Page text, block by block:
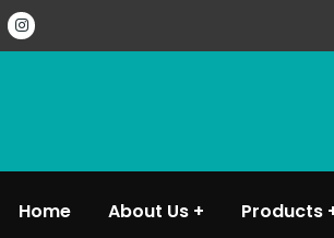
Home About Us Products